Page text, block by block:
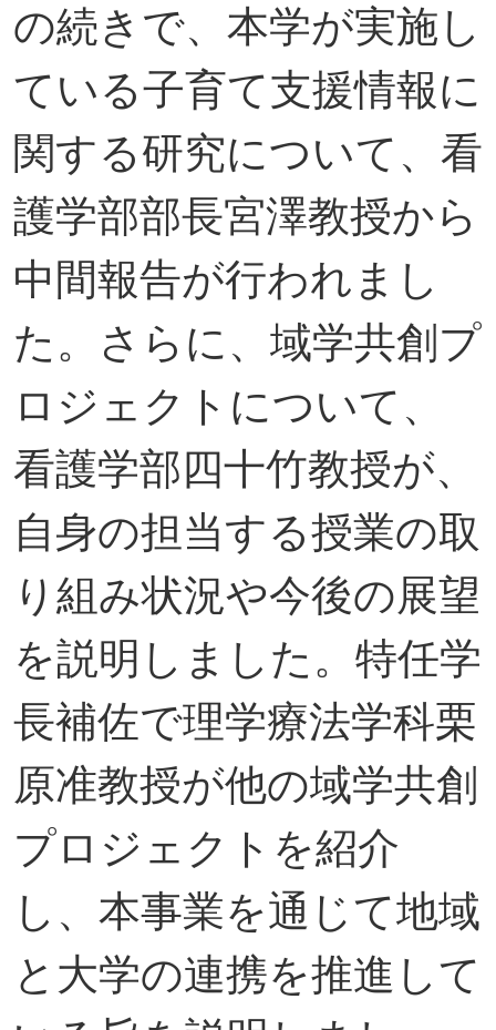
の続きで、本学が実施し
ている子育て支援情報に
関する研究について、看
護学部部長宮澤教授から
中間報告が行われまし
た。さらに、域学共創プ
ロジェクトについて、
看護学部四十竹教授が、
自身の担当する授業の取
り組み状況や今後の展望
を説明しました。特任学
長補佐で理学療法学科栗
原准教授が他の域学共創
プロジェクトを紹介
し、本事業を通じて地域
と大学の連携を推進して